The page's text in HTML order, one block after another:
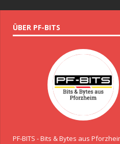
ÜBER PF-BITS
PF-BITS - Bits & Bytes aus